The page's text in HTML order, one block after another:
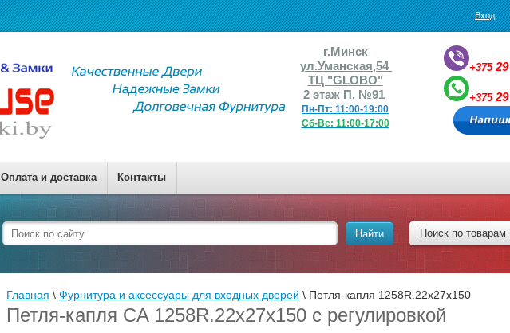
Вход
+37529
+37529
г.Минск
ул.Уманская,54
ТЦ "GLOBO"
2 этаж П. №91
Пн-Пт: 11:00-19:00
​​​​Сб-Вс: 11:00-17:00
Оплата и доставка Контакты
Найти Поиск по товарам
Главная \ Фурнитура и аксессуары для входных дверей \ Петля-капля 1258R.22х27х150
Петля-капля CA 1258R.22х27х150 с регулировкой